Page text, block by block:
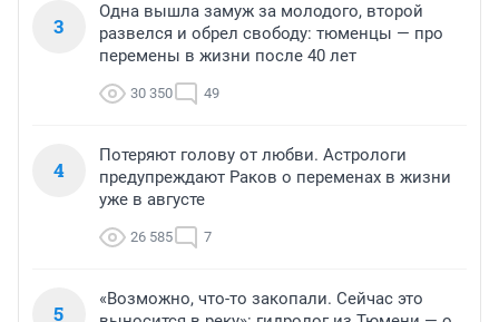
3
Одна вышла замуж за молодого, второй
развелся и обрел свободу: тюменцы — про
перемены в жизни после 40 лет
30 350 49
4
Потеряют голову от любви. Астрологи
предупреждают Раков о переменах в жизни
уже в августе
26 585 7
5
«Возможно, что-то закопали. Сейчас это